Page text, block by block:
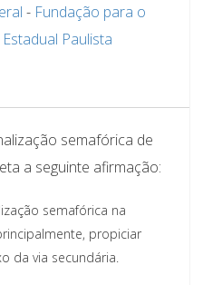
- Fundação para o
Paulista
semafórica de
a seguinte afirmação:
semafórica na
propiciar
da via secundária.